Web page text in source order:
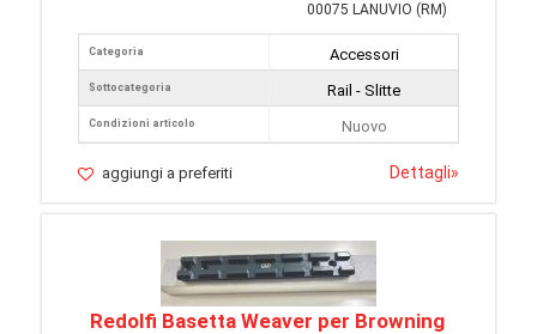
00075 LANUVIO (RM)
Categoria
Sottocategoria
Condizioni articolo
Accessori
Rail - Slitte
Nuovo
aggiungi a preferiti Dettagli»
Redolfi Basetta Weaver per Browning